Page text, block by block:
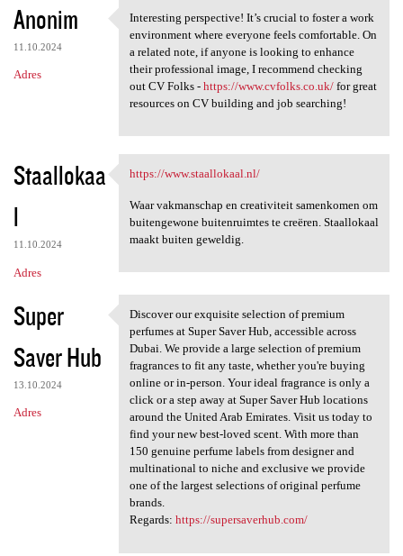
Anonim
11.10.2024
Adres
Interesting perspective! It’s
Interesting perspective! It’s crucial to foster a work
environment where everyone feels comfortable. On
a related note, if anyone is looking to enhance
their professional image, I recommend checking
out CV Folks - https://www.cvfolks.co.uk/for great
resources on CV building and job searching!
Staallokaa
l
11.10.2024
Adres
https://www.staallokaal.nl/
https://www.staallokaal.nl/
Waar vakmanschap en creativiteit samenkomen om
buitengewone buitenruimtes te creëren. Staallokaal
maakt buiten geweldig.
Super
Saver Hub
13.10.2024
Adres
Discover our exquisite
Discover our exquisite selection of premium
perfumes at Super Saver Hub, accessible across
Dubai. We provide a large selection of premium
fragrances to fit any taste, whether you're buying
online or in-person. Your ideal fragrance is only a
click or a step away at Super Saver Hub locations
around the United Arab Emirates. Visit us today to
find your new best-loved scent. With more than
150 genuine perfume labels from designer and
multinational to niche and exclusive we provide
one of the largest selections of original perfume
brands.
Regards: https://supersaverhub.com/